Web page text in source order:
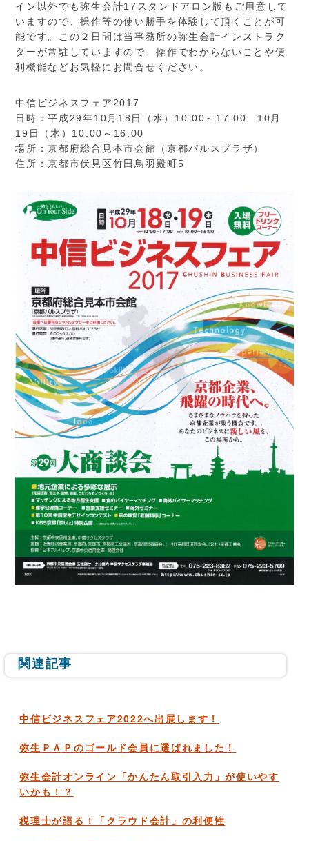
イン以外でも弥生会計17スタンドアロン版もご用意して
いますので、操作等の使い勝手を体験して頂くことが可
能です。この２日間は当事務所の弥生会計インストラク
ターが常駐していますので、操作でわからないことや便
利機能などお気軽にお問合せください。
中信ビジネスフェア2017
日時：平成29年10月18日（水）10:00～17:00 10月
19日（木）10:00～16:00
場所：京都府総合見本市会館（京都パルスプラザ）
住所：京都市伏見区竹田鳥羽殿町5
関連記事
中信ビジネスフェア2022へ出展します！
弥生ＰＡＰのゴールド会員に選ばれました！
弥生会計オンライン「かんたん取引入力」が使いやす
いかも！？
税理士が語る！「クラウド会計」の利便性